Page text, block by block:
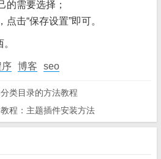
的需要选择；
击“保存设置”即可。
序 博客 seo
类目录的方法教程
程：主题插件安装方法